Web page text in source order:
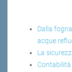
Dalla
acque
La
Contabilità